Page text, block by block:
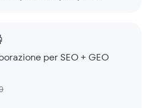
per SEO + GEO